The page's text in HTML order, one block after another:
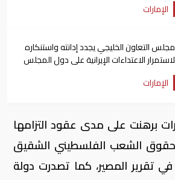
الإمارات
مجلس التعاون الخليجي يجدد إدانته واستنكاره
لاستمرار الاعتداءات الإيرانية على دول المجلس
الإمارات
برهنت على مدى عقود التزامها
حقوق الشعب الفلسطيني الشقيق
تقرير المصير، كما تصدرت دولة